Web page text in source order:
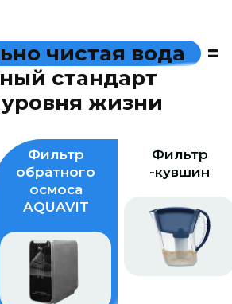
ьно чистая вода
=
ный стандарт
уровня жизни
Фильтр
обратного
осмоса
AQUAVIT
Фильтр
-кувшин